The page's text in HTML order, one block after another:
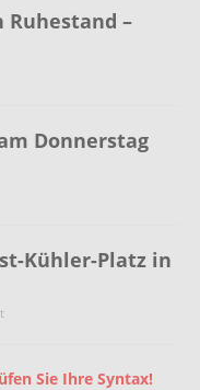
Ruhestand –
Donnerstag
Kühler-Platz in
Sie Ihre Syntax!